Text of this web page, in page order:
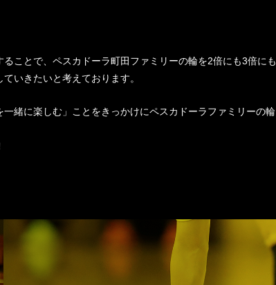
ことで、ペスカドーラ町田ファミリーの輪を2倍にも3倍にも
いきたいと考えております。
緒に楽しむ」ことをきっかけにペスカドーラファミリーの輪